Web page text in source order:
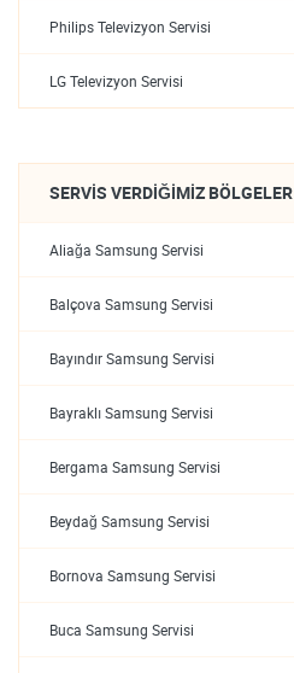
Philips Televizyon Servisi
LG Televizyon Servisi
SERVIS VERDIĞIMIZ BÖLGELER
Aliağa Samsung Servisi
Balçova Samsung Servisi
Bayındır Samsung Servisi
Bayraklı Samsung Servisi
Bergama Samsung Servisi
Beydağ Samsung Servisi
Bornova Samsung Servisi
Buca Samsung Servisi